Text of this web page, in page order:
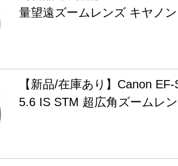
量望遠ズームレンズ キヤノン
【新品/在庫あり】Canon
5.6 IS STM 超広角ズームレ